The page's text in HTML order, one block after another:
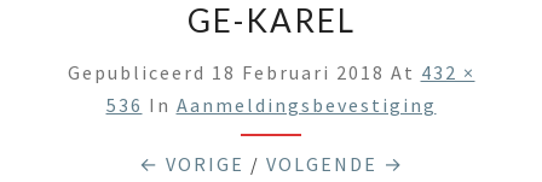
GE-KAREL
Gepubliceerd 18 Februari 2018 At 432 ×
536 In Aanmeldingsbevestiging
← VORIGE / VOLGENDE →